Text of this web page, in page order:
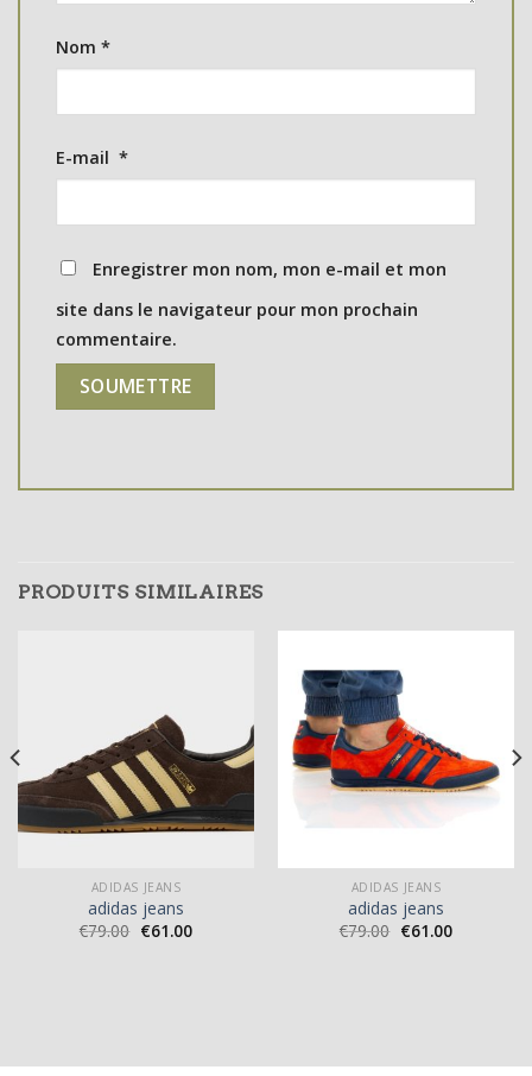
Nom *
E-mail *
Enregistrer mon nom, mon e-mail et mon
site dans le navigateur pour mon prochain
commentaire.
PRODUITS SIMILAIRES
ADIDAS JEANS
adidas jeans
€79.00 €61.00
ADIDAS JEANS
adidas jeans
€79.00 €61.00